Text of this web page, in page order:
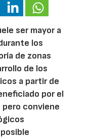
ser mayor a
los
de zonas
de los
a partir de
por el
pero conviene